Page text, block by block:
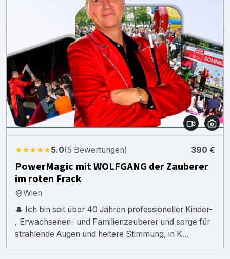
★★★★★5.0(5 Bewertungen) 390 €
PowerMagic mit WOLFGANG der Zauberer
im roten Frack
Wien
🎩 Ich bin seit über 40 Jahren professioneller Kinder-
, Erwachsenen- und Familienzauberer und sorge für
strahlende Augen und heitere Stimmung, in K...